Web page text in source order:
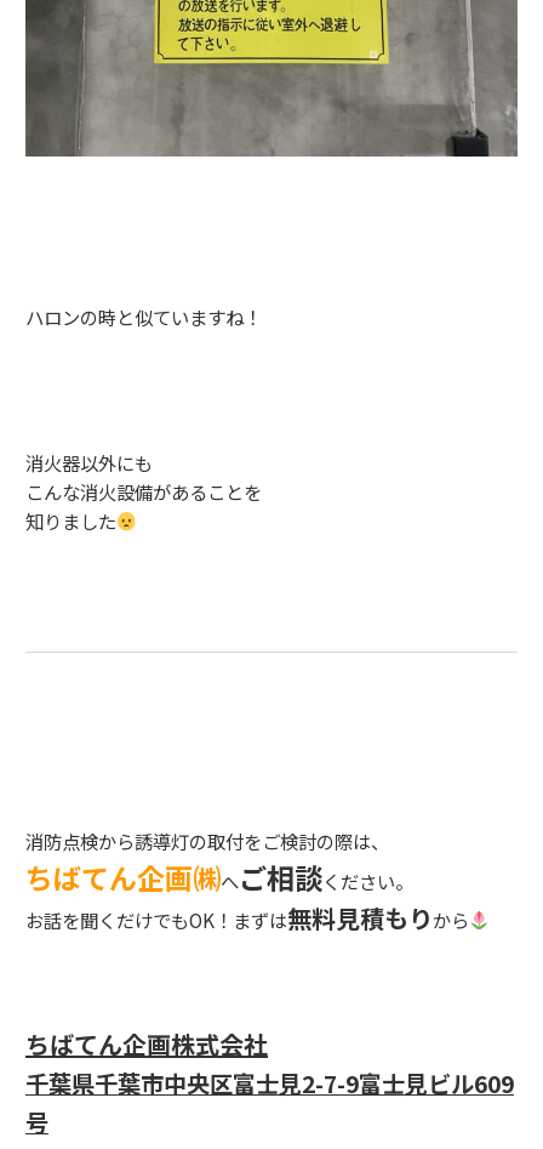
ハロンの時と似ていますね！
消火器以外にも
こんな消火設備があることを
知りました
消防点検から誘導灯の取付をご検討の際は、
ちばてん企画㈱へご相談ください。
お話を聞くだけでもOK！まずは無料見積もりから
ちばてん企画株式会社
千葉県千葉市中央区富士見2-7-9富士見ビル609
号